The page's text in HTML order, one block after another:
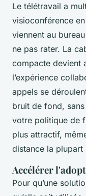
Le télétravail a
visioconférence
viennent au
ne pas rater. La
compacte devient
l’expérience
appels se
bruit de fond,
votre politique de
plus attractif,
distance la plupart
Accélérer
Pour qu’une